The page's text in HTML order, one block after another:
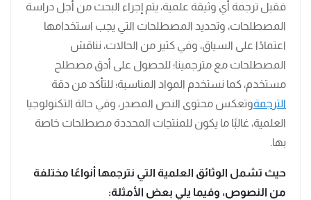
فقبل ترجمة أي وثيقة علمية، يتم إجراء البحث من أجل دراسة
المصطلحات، وتحديد المصطلحات التي يجب استخدامها
اعتمادًا على السياق، وفي كثير من الحالات، نناقش
المصطلحات مع مترجمينا؛ للحصول على أدق مصطلح
مستخدم، كما نستخدم المواد المناسبة؛ للتأكد من دقة
الترجمةوتعكس محتوى النص المصدر، وفي حالة التكنولوجيا
العلمية، غالبًا ما يكون للمنتجات المحددة مصطلحات خاصة
بها.
حيث تشمل الوثائق العلمية التي نترجمها أنواعًا مختلفة
من النصوص، وفيما يلي بعض الأمثلة: